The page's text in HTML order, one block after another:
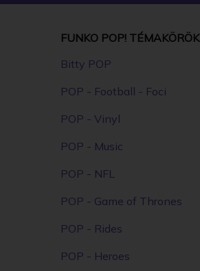
FUNKO POP! TÉMAKÖRÖK
Bitty POP
POP - Football - Foci
POP - Vinyl
POP - Music
POP - NFL
POP - Game of Thrones
POP - Rides
POP - Heroes